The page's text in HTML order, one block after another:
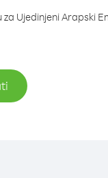
Ujedinjeni Arapski